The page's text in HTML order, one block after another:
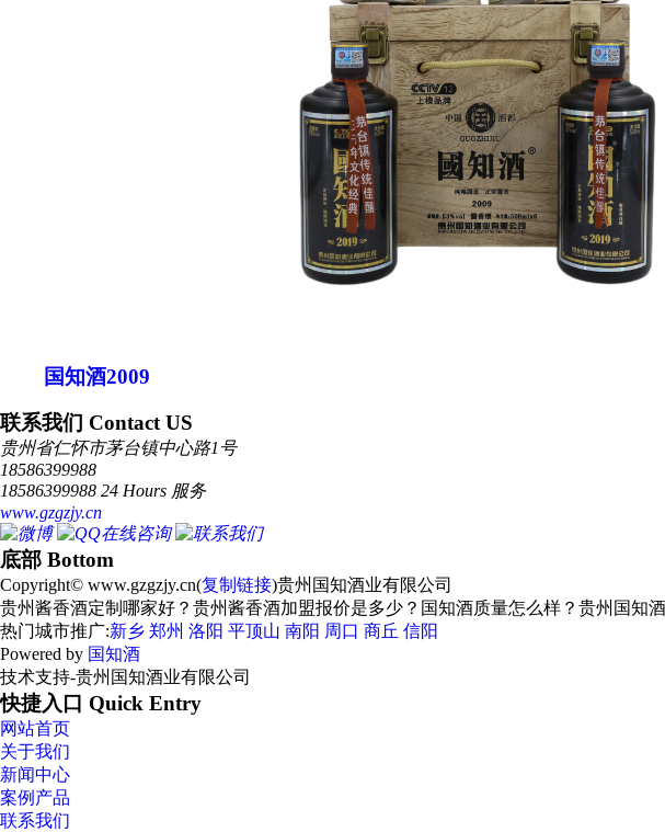
国知酒2009
联系我们 Contact US
贵州省仁怀市茅台镇中心路1号
18586399988
18586399988 24 Hours 服务
www.gzgzjy.cn
底部 Bottom
Copyright© www.gzgzjy.cn(复制链接)贵州国知酒业有限公司
贵州酱香酒定制哪家好？贵州酱香酒加盟报价是多少？国知酒质量怎么样？贵州国知
热门城市推广:新乡 郑州 洛阳 平顶山 南阳 周口 商丘 信阳
Powered by 国知酒
技术支持-贵州国知酒业有限公司
快捷入口 Quick Entry
网站首页
关于我们
新闻中心
案例产品
联系我们